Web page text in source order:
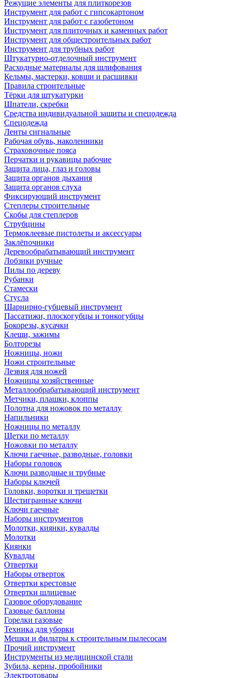
Режущие элементы для плиткорезов
Инструмент для работ с гипсокартоном
Инструмент для работ с газобетоном
Инструмент для плиточных и каменных работ
Инструмент для общестроительных работ
Инструмент для трубных работ
Штукатурно-отделочный инструмент
Расходные материалы для шлифования
Кельмы, мастерки, ковши и расшивки
Правила строительные
Тёрки для штукатурки
Шпатели, скребки
Средства индивидуальной защиты и спецодежда
Спецодежда
Ленты сигнальные
Рабочая обувь, наколенники
Страховочные пояса
Перчатки и рукавицы рабочие
Защита лица, глаз и головы
Защита органов дыхания
Защита органов слуха
Фиксирующий инструмент
Степлеры строительные
Скобы для степлеров
Струбцины
Термоклеевые пистолеты и аксессуары
Заклёпочники
Деревообрабатывающий инструмент
Лобзики ручные
Пилы по дереву
Рубанки
Стамески
Стусла
Шарнирно-губцевый инструмент
Пассатижи, плоскогубцы и тонкогубцы
Бокорезы, кусачки
Клещи, зажимы
Болторезы
Ножницы, ножи
Ножи строительные
Лезвия для ножей
Ножницы хозяйственные
Металлообрабатывающий инструмент
Метчики, плашки, клоппы
Полотна для ножовок по металлу
Напильники
Ножницы по металлу
Щетки по металлу
Ножовки по металлу
Ключи гаечные, разводные, головки
Наборы головок
Ключи разводные и трубные
Наборы ключей
Головки, воротки и трещетки
Шестигранные ключи
Ключи гаечные
Наборы инструментов
Молотки, киянки, кувалды
Молотки
Киянки
Кувалды
Отвертки
Наборы отверток
Отвертки крестовые
Отвертки шлицевые
Газовое оборудование
Газовые баллоны
Горелки газовые
Техника для уборки
Мешки и фильтры к строительным пылесосам
Прочий инструмент
Инструменты из медицинской стали
Зубила, керны, пробойники
Электротовары